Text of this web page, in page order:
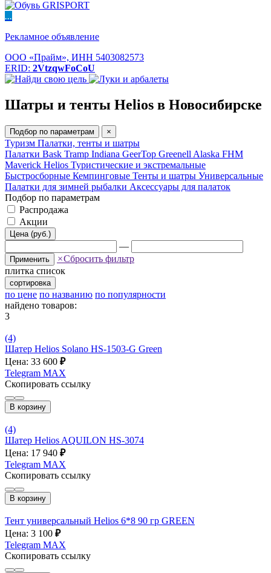
...
Рекламное объявление
ООО «Прайм», ИНН 5403082573
ERID: 2VtzqwFoCoU
Шатры и тенты Helios в Новосибирске
Подбор по параметрам ×
Туризм Палатки, тенты и шатры
Палатки Bask Tramp Indiana GeerTop Greenell Alaska FHM
Maverick Helios Туристические и экстремальные
Быстросборные Кемпинговые Тенты и шатры Универсальные
Палатки для зимней рыбалки Аксессуары для палаток
Подбор по параметрам
Распродажа
Акции
Цена (руб.)
—
Применить ×Сбросить фильтр
плитка список
сортировка
по цене по названию по популярности
найдено товаров:
3
(4)
Шатер Helios Solano HS-1503-G Green
Цена: 33 600 ₽
Telegram MAX
Скопировать ссылку
В корзину
(4)
Шатер Helios AQUILON HS-3074
Цена: 17 940 ₽
Telegram MAX
Скопировать ссылку
В корзину
Тент универсальный Helios 6*8 90 гр GREEN
Цена: 3 100 ₽
Telegram MAX
Скопировать ссылку